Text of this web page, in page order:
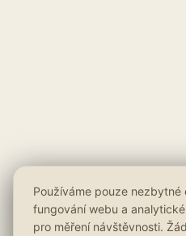
Používáme pouze nezbytné
fungování webu a
pro měření návštěvnosti.